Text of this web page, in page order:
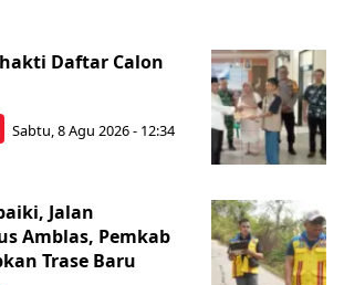
Daftar Calon
Sabtu, 8 Agu 2026 - 12:34
Jalan
Amblas, Pemkab
Trase Baru